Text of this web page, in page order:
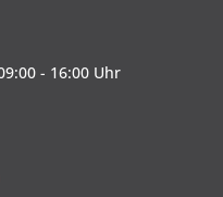
- 16:00 Uhr